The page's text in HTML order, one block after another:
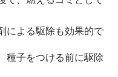
による駆除も効果的で
種子をつける前に駆除